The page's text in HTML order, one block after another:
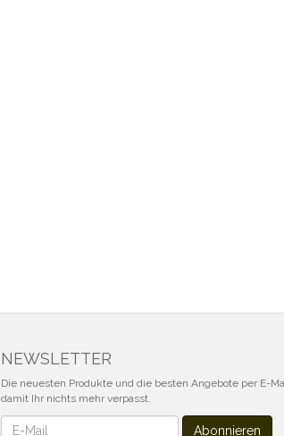
NEWSLETTER
Die neuesten Produkte und die besten Angebote per E-
damit Ihr nichts mehr verpasst.
Newsletter Abonnieren